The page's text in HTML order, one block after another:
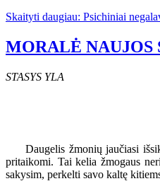
Skaityti daugiau: Psichiniai
MORALĖ
STASYS YLA
Daugelis žmonių jaučiasi
pritaikomi. Tai kelia žmogaus
sakysim, perkelti savo kaltę